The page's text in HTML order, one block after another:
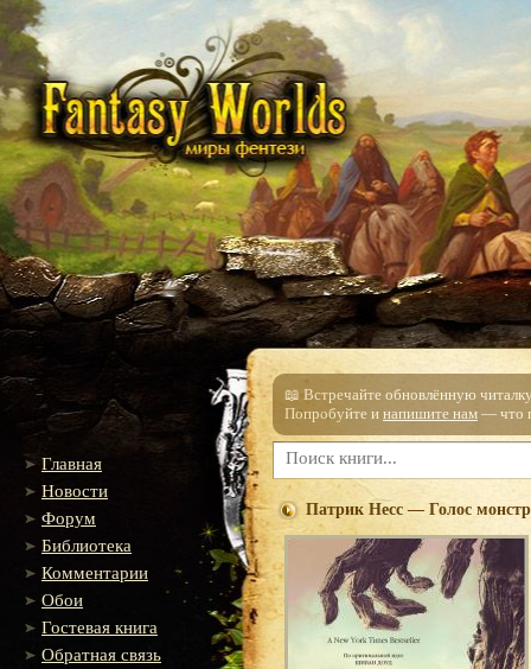
Главная
Новости
Форум
Библиотека
Комментарии
Обои
Гостевая книга
Обратная связь
📖 Встречайте обновлённую
Попробуйте и напишите нам — что
Патрик Несс — Голос